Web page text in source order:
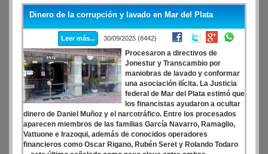
de los barrios, lamentablemente la situación se torna muy
compleja y avanza lo que llamamos el narco Estado”, indicó en
diálogo con Radio Mitre, mientras que consideró que esto ocurre
cuando “el Estado se retira de los barrios”.
Dinero de la corrupción y lavado en Mar del Plata
Leer más... 30/09/2025 (8442)
Procesaron a directivos de
Jonestur y Transcambio por
maniobras de lavado y conformar
una asociación ilícita. La Justicia
federal de Mar del Plata estimó que
los financistas ayudaron a ocultar
dinero de Daniel Muñoz y el narcotráfico. Entre los procesados
aparecen miembros de las familias García Navarro, Ramaglio,
Vattuone e Irazoqui, además de conocidos operadores
financieros como Oscar Rigano, Rubén Seret y Rolando Todaro